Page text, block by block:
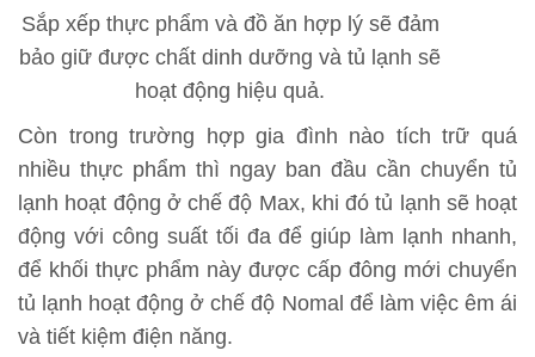
Sắp xếp thực phẩm và đồ ăn hợp lý sẽ đảm
bảo giữ được chất dinh dưỡng và tủ lạnh sẽ
hoạt động hiệu quả.
Còn trong trường hợp gia đình nào tích trữ quá
nhiều thực phẩm thì ngay ban đầu cần chuyển tủ
lạnh hoạt động ở chế độ Max, khi đó tủ lạnh sẽ hoạt
động với công suất tối đa để giúp làm lạnh nhanh,
để khối thực phẩm này được cấp đông mới chuyển
tủ lạnh hoạt động ở chế độ Nomal để làm việc êm ái
và tiết kiệm điện năng.